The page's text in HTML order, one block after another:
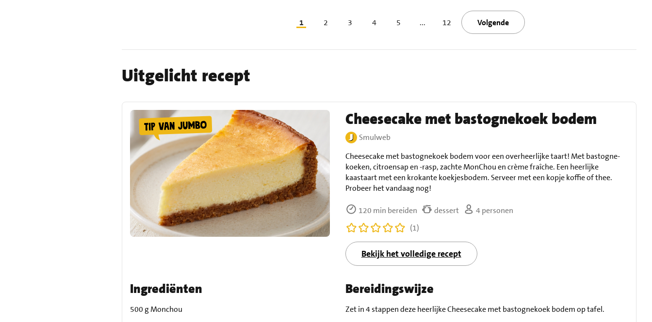
1 2 3 4 5 ... 12 Volgende
Uitgelicht recept
Cheesecake met bastognekoek bodem
Smulweb
Cheesecake met bastognekoek bodem voor een overheerlijke taart! Met bastogne-
koeken, citroensap en -rasp, zachte MonChou en crème fraîche. Een heerlijke
kaastaart met een krokante koekjesbodem. Serveer met een kopje koffie of thee.
Probeer het vandaag nog!
120 min bereiden dessert
4 personen
(1)
Bekijk het volledige recept
Ingrediënten
500 g Monchou
Bereidingswijze
Zet in 4 stappen deze heerlijke Cheesecake met bastognekoek bodem op tafel.